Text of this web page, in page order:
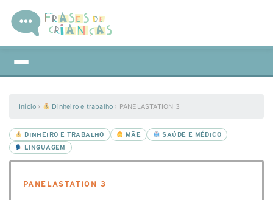
Início › Dinheiro e trabalho › PANELASTATION 3
DINHEIRO E TRABALHO MÃE
SAÚDE E MÉDICO
LINGUAGEM
PANELASTATION 3